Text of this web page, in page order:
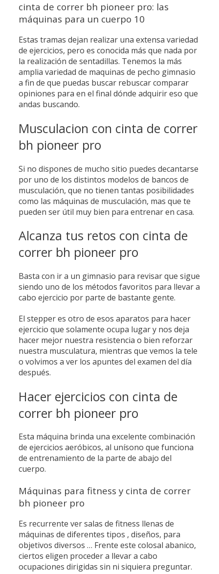
cinta de correr bh pioneer pro: las
máquinas para un cuerpo 10
Estas tramas dejan realizar una extensa variedad
de ejercicios, pero es conocida más que nada por
la realización de sentadillas. Tenemos la más
amplia variedad de maquinas de pecho gimnasio
a fin de que puedas buscar rebuscar comparar
opiniones para en el final dónde adquirir eso que
andas buscando.
Musculacion con cinta de correr
bh pioneer pro
Si no dispones de mucho sitio puedes decantarse
por uno de los distintos modelos de bancos de
musculación, que no tienen tantas posibilidades
como las máquinas de musculación, mas que te
pueden ser útil muy bien para entrenar en casa.
Alcanza tus retos con cinta de
correr bh pioneer pro
Basta con ir a un gimnasio para revisar que sigue
siendo uno de los métodos favoritos para llevar a
cabo ejercicio por parte de bastante gente.
El stepper es otro de esos aparatos para hacer
ejercicio que solamente ocupa lugar y nos deja
hacer mejor nuestra resistencia o bien reforzar
nuestra musculatura, mientras que vemos la tele
o volvimos a ver los apuntes del examen del día
después.
Hacer ejercicios con cinta de
correr bh pioneer pro
Esta máquina brinda una excelente combinación
de ejercicios aeróbicos, al unísono que funciona
de entrenamiento de la parte de abajo del
cuerpo.
Máquinas para fitness y cinta de correr
bh pioneer pro
Es recurrente ver salas de fitness llenas de
máquinas de diferentes tipos , diseños, para
objetivos diversos … Frente este colosal abanico,
ciertos eligen proceder a llevar a cabo
ocupaciones dirigidas sin ni siquiera preguntar.